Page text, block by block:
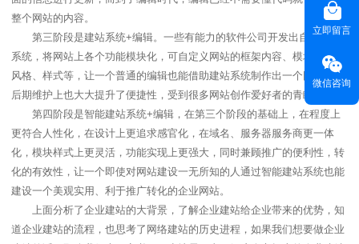
整个网站的内容。
第三阶段是建站系统+编辑。一些有能力的软件公司开发出自助建站
系统，将网站上各个功能模块化，可自定义网站的框架内容、模块内容、
风格、样式等，让一个普通的编辑也能借助建站系统制作出一个网站，在
后期维护上也大大提升了便捷性，受到很多网站创作爱好者的青睐。
第四阶段是智能建站系统+编辑，在第三个阶段的基础上，在程度上
更符合人性化，在设计上更追求感官化，在域名、服务器服务商更一体
化，模块样式上更灵活，功能实现上更强大，同时兼顾推广的便利性，转
化的有效性，让一个即使对网站建设一无所知的人通过智能建站系统也能
建设一个美观实用、利于推广转化的企业网站。
上面分析了企业建站的大背景，了解企业建站给企业带来的优势，知
道企业建站的流程，也思考了网络建站的历史进程，如果我们想要做企业
立即留言
微信咨询